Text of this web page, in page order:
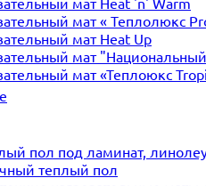
мат « Теплолюкс
мат Heat Up
мат
мат «Теплоюкс
мат Electrolux
маты Золотое
мат "Теплый пол
мат WarmeEnergie
"Теплолюкс"
пол под ламинат,
теплый пол